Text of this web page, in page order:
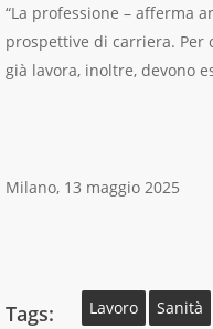
“La professione – afferma
prospettive di carriera. Per
già lavora, inoltre, devono
Milano, 13 maggio 2025
Tags: Lavoro Sanità